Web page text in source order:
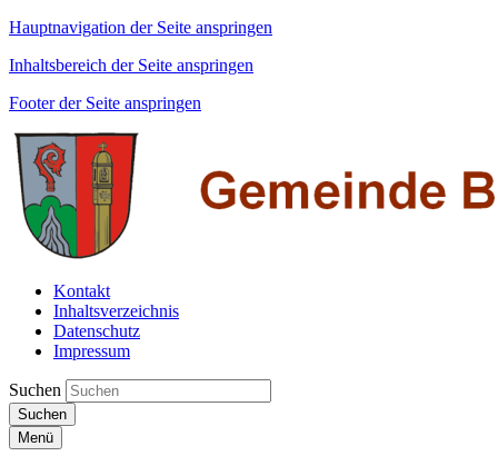
Hauptnavigation der Seite anspringen
Inhaltsbereich der Seite anspringen
Footer der Seite anspringen
Kontakt
Inhaltsverzeichnis
Datenschutz
Impressum
Suchen
Suchen
Menü